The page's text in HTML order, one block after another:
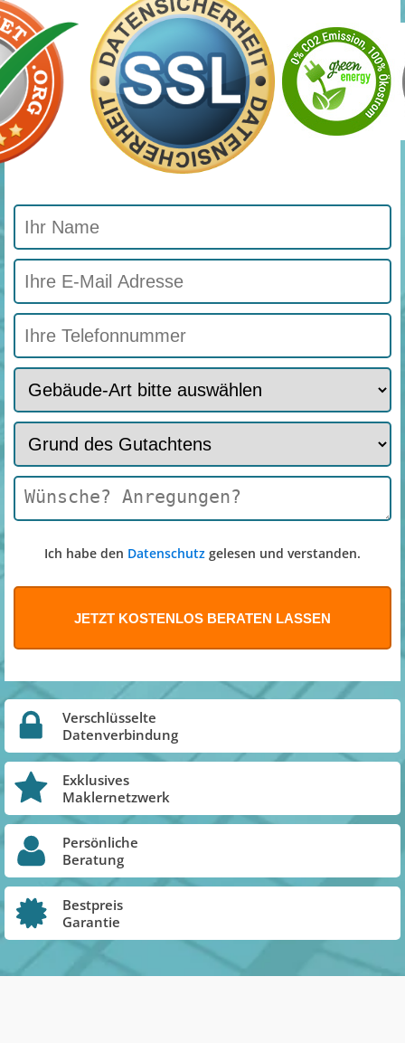
Ich habe den Datenschutz gelesen und verstanden.
Verschlüsselte
Datenverbindung
Exklusives
Maklernetzwerk
Persönliche
Beratung
Bestpreis
Garantie